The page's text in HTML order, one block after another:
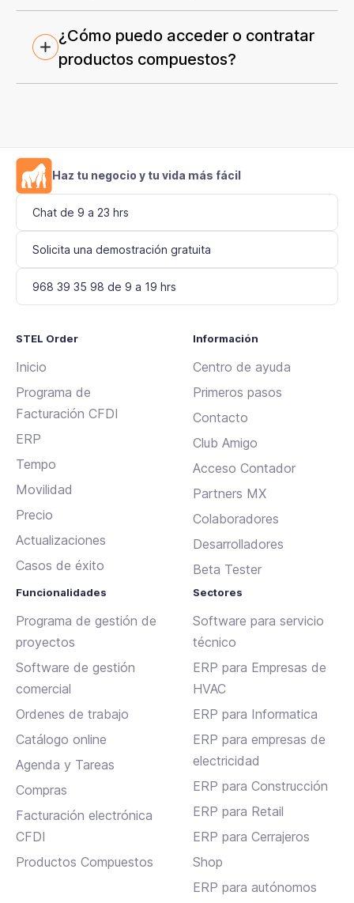
¿Cómo puedo acceder o contratar
productos compuestos?
Haz tu negocio y tu vida más fácil
Chat de 9 a 23 hrs
Solicita una demostración gratuita
968 39 35 98 de 9 a 19 hrs
STEL Order
Inicio
Programa de
Facturación CFDI
ERP
Tempo
Movilidad
Precio
Actualizaciones
Casos de éxito
Información
Centro de ayuda
Primeros pasos
Contacto
Club Amigo
Acceso Contador
Partners MX
Colaboradores
Desarrolladores
Beta Tester
Funcionalidades
Programa de gestión de
proyectos
Software de gestión
comercial
Ordenes de trabajo
Catálogo online
Agenda y Tareas
Compras
Facturación electrónica
CFDI
Productos Compuestos
Sectores
Software para servicio
técnico
ERP para Empresas de
HVAC
ERP para Informatica
ERP para empresas de
electricidad
ERP para Construcción
ERP para Retail
ERP para Cerrajeros
Shop
ERP para autónomos